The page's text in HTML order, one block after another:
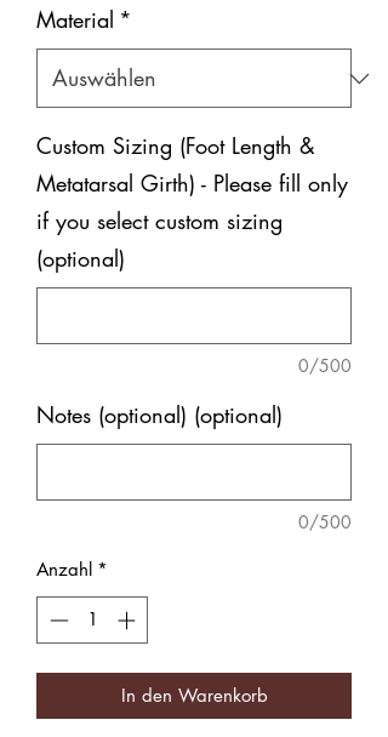
Material *
Custom Sizing (Foot Length &
Metatarsal Girth) - Please fill only
if you select custom sizing
(optional)
0/500
Notes (optional) (optional)
0/500
Anzahl *
In den Warenkorb